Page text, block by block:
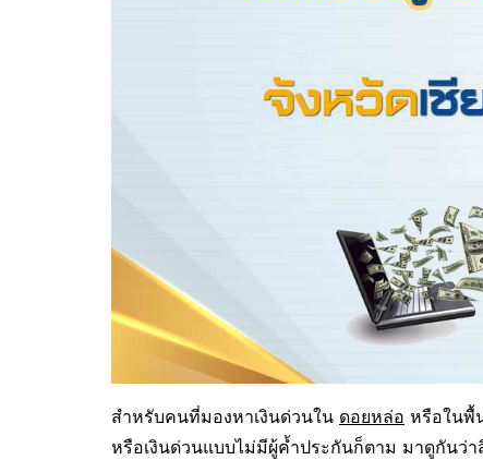
สำหรับคนที่มองหาเงินด่วนใน ดอยหล่อ หรือในพื้
หรือเงินด่วนแบบไม่มีผู้ค้ำประกันก็ตาม มาดูกันว่